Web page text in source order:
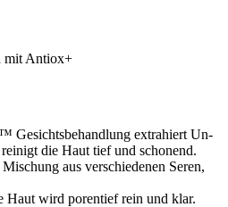
mit Antiox+
Gesichtsbehandlung extrahiert Un-
die Haut tief und schonend.
aus verschiedenen Seren,
Haut wird porentief rein und klar.